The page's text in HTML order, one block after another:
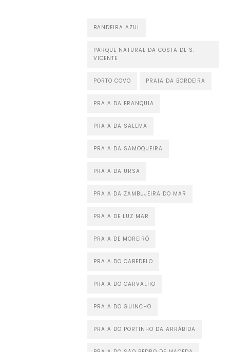
BANDEIRA AZUL
PARQUE NATURAL DA COSTA DE S.
VICENTE
PORTO COVO PRAIA DA BORDEIRA
PRAIA DA FRANQUIA
PRAIA DA SALEMA
PRAIA DA SAMOQUEIRA
PRAIA DA URSA
PRAIA DA ZAMBUJEIRA DO MAR
PRAIA DE LUZ MAR
PRAIA DE MOREIRÓ
PRAIA DO CABEDELO
PRAIA DO CARVALHO
PRAIA DO GUINCHO
PRAIA DO PORTINHO DA ARRÁBIDA